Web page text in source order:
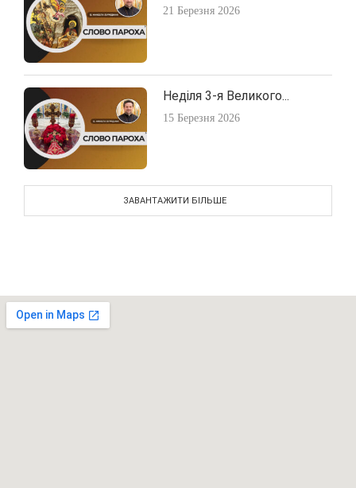
21 Березня 2026
Неділя 3-я Великого...
15 Березня 2026
ЗАВАНТАЖИТИ БІЛЬШЕ